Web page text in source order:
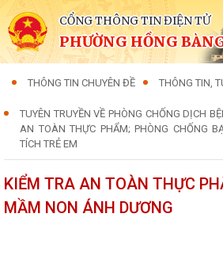
CỔNG THÔNG TIN ĐIỆN TỬ
PHƯỜNG HỒNG
THÔNG TIN CHUYÊN ĐỀ THÔNG TIN,
TUYÊN TRUYỀN VỀ PHÒNG CHỐNG DỊCH
AN TOÀN THỰC PHẨM; PHÒNG CHỐNG
TÍCH TRẺ EM
KIỂM TRA AN TOÀN THỰC
MẦM NON ÁNH DƯƠNG